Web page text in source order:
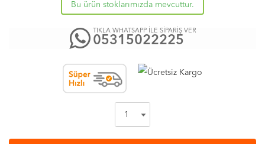
Bu ürün stoklarımızda mevcuttur.
TIKLA WHATSAPP İLE SİPARİŞ VER
05315022225